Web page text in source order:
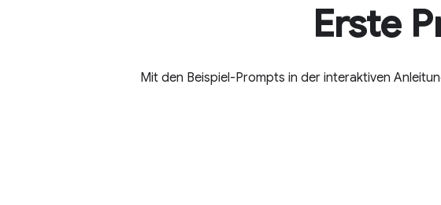
Erste
Mit den Beispiel-Prompts in der interaktiven